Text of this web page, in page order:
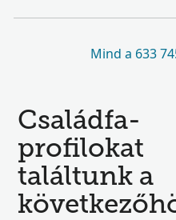
Mind a 633
Családfa-
profilokat
találtunk a